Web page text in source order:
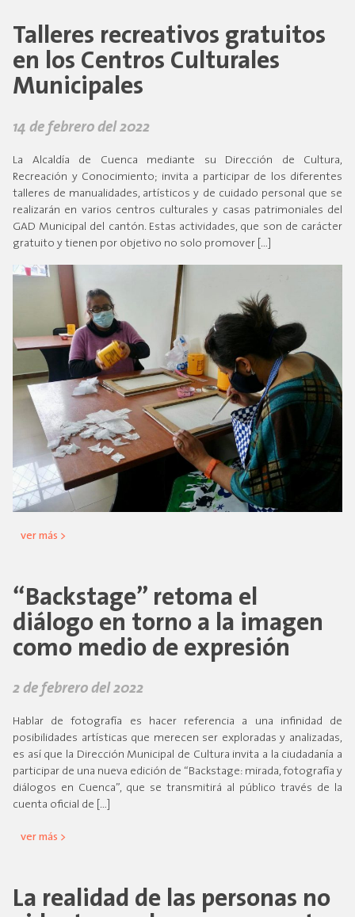
Talleres recreativos gratuitos
en los Centros Culturales
Municipales
14 de febrero del 2022
La Alcaldía de Cuenca mediante su Dirección de Cultura,
Recreación y Conocimiento; invita a participar de los diferentes
talleres de manualidades, artísticos y de cuidado personal que se
realizarán en varios centros culturales y casas patrimoniales del
GAD Municipal del cantón. Estas actividades, que son de carácter
gratuito y tienen por objetivo no solo promover […]
ver más >
“Backstage” retoma el
diálogo en torno a la imagen
como medio de expresión
2 de febrero del 2022
Hablar de fotografía es hacer referencia a una infinidad de
posibilidades artísticas que merecen ser exploradas y analizadas,
es así que la Dirección Municipal de Cultura invita a la ciudadanía a
participar de una nueva edición de “Backstage: mirada, fotografía y
diálogos en Cuenca”, que se transmitirá al público través de la
cuenta oficial de […]
ver más >
La realidad de las personas no